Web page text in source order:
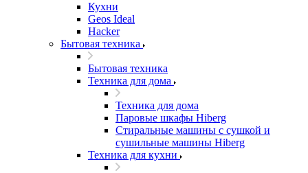
Кухни
Geos Ideal
Hacker
Бытовая техника
Бытовая техника
Техника для дома
Техника для дома
Паровые шкафы Hiberg
Стиральные машины с сушкой и
сушильные машины Hiberg
Техника для кухни